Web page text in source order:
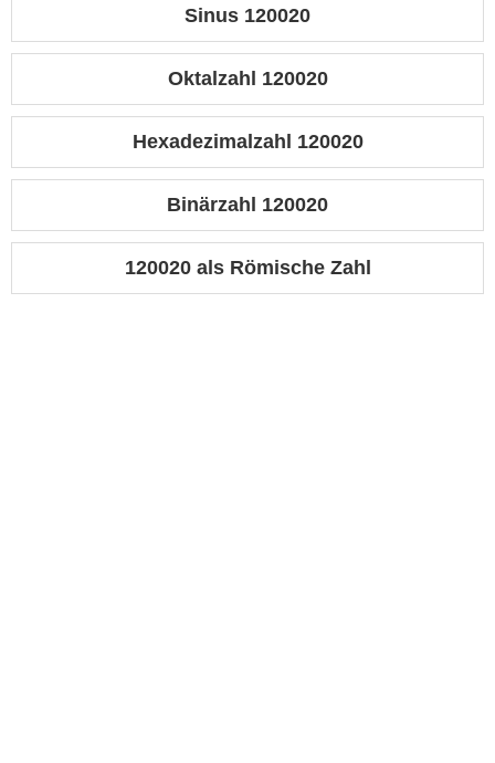
Sinus 120020
Oktalzahl 120020
Hexadezimalzahl 120020
Binärzahl 120020
120020 als Römische Zahl